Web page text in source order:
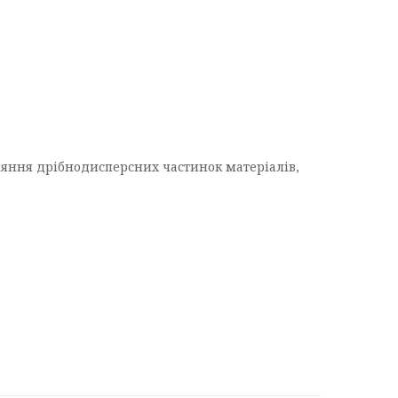
дрібнодисперсних частинок матеріалів,